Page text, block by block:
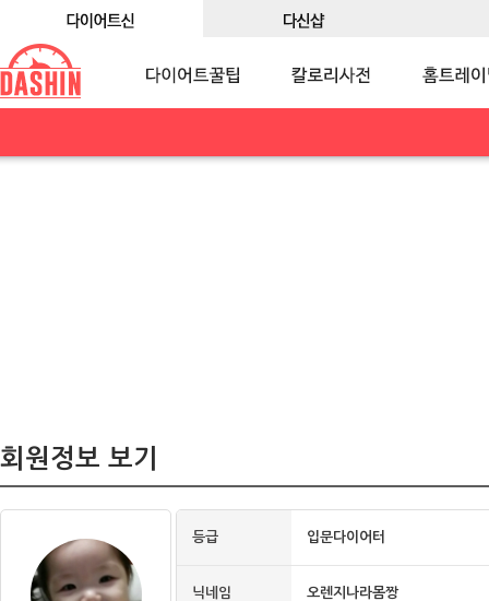
회원정보 보기
등급 입문다이어터
닉네임 오렌지나라몸짱